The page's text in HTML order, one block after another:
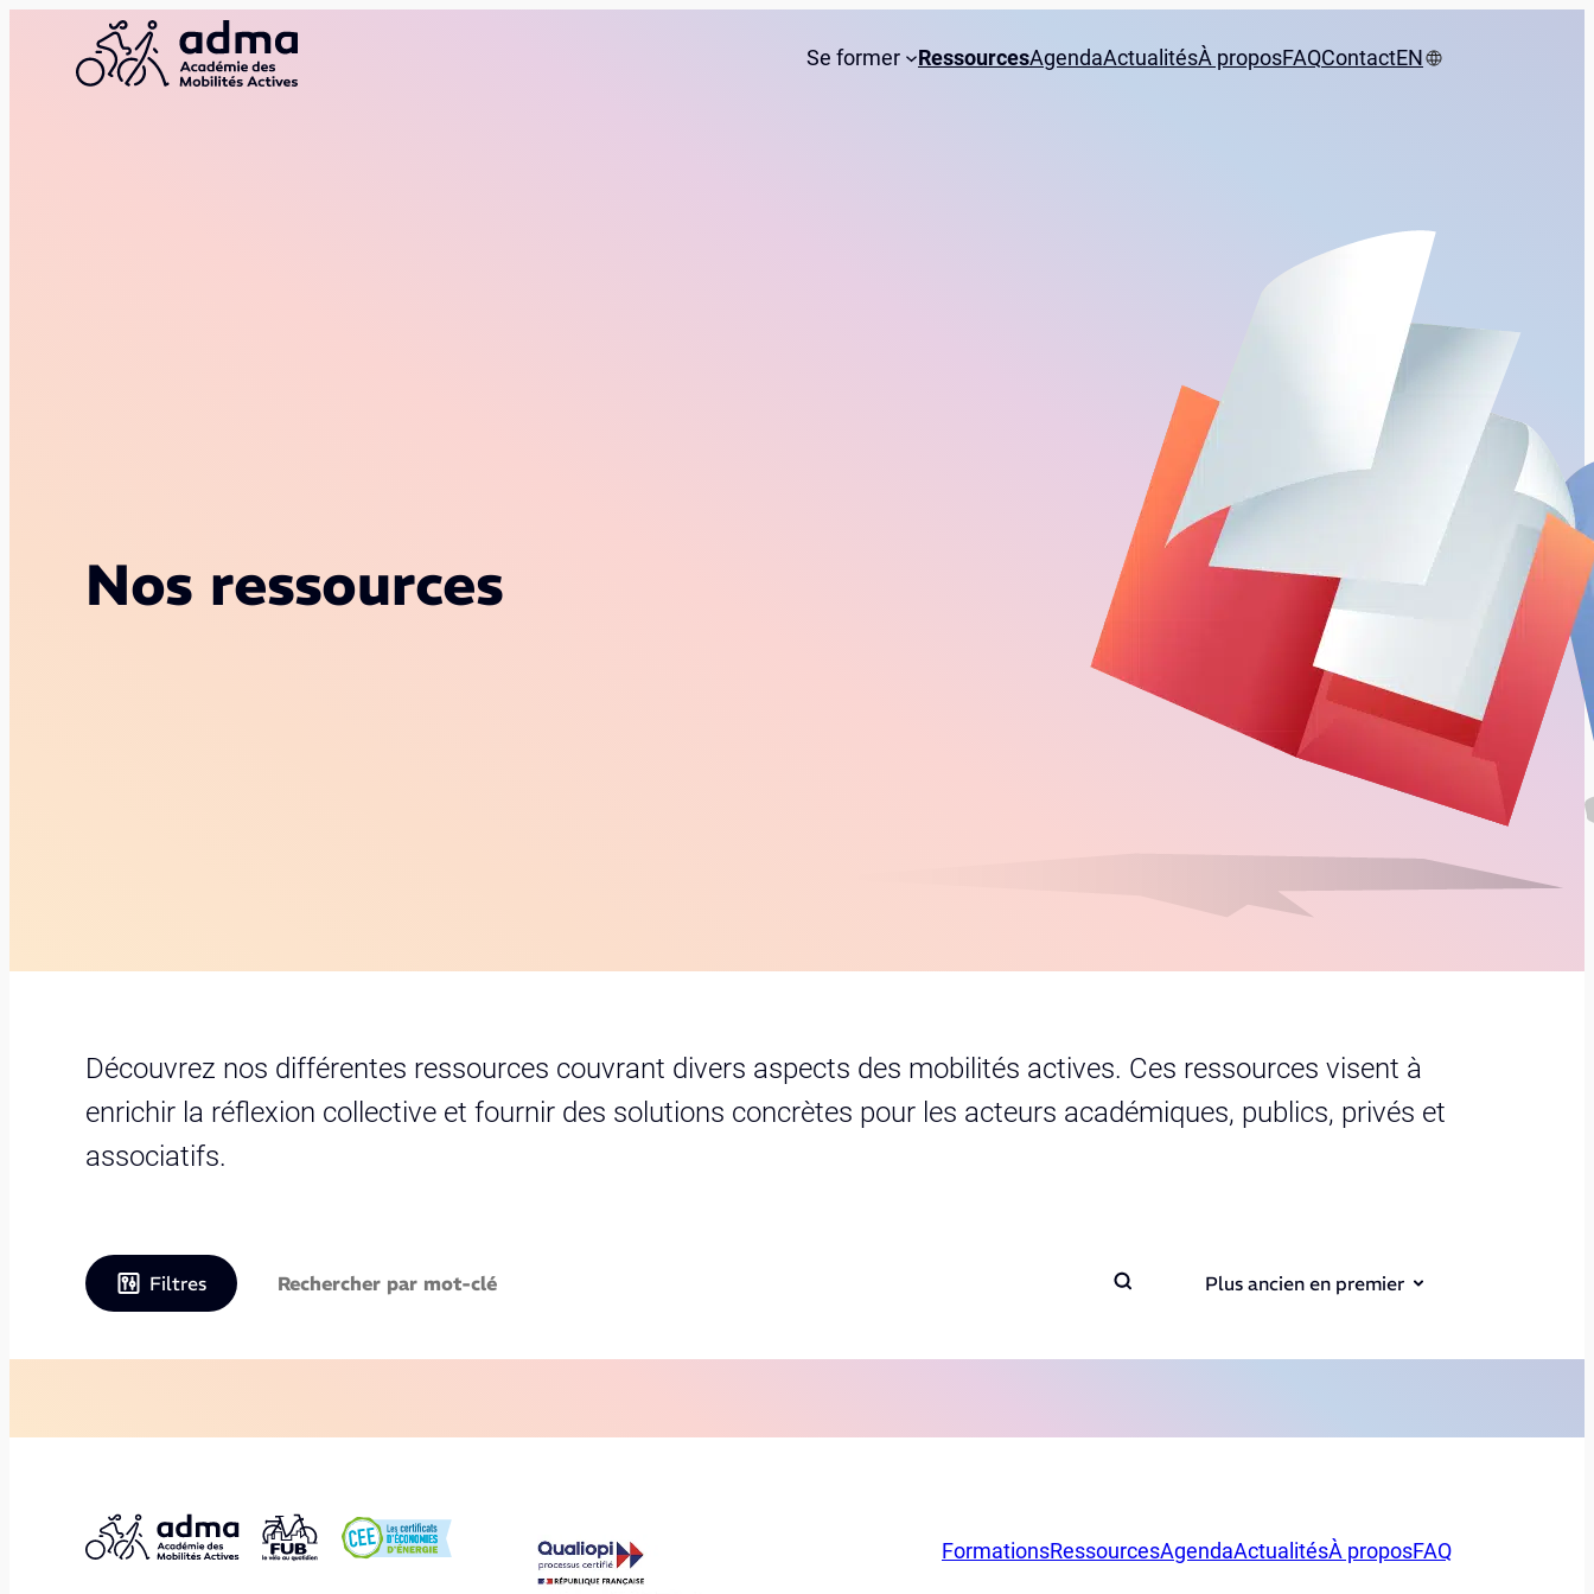
Se former RessourcesAgendaActualitésÀ proposFAQContactEN
Nos ressources
Découvrez nos différentes ressources couvrant divers aspects des mobilités actives. Ces ressources visent à
enrichir la réflexion collective et fournir des solutions concrètes pour les acteurs académiques, publics, privés et
associatifs.
Filtres Plus ancien en premier
FormationsRessourcesAgendaActualitésÀ proposFAQ